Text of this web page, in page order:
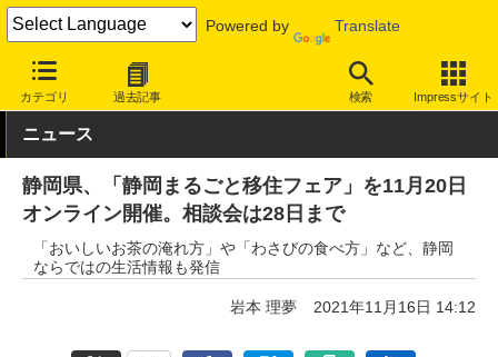
Powered by Translate
カテゴリ 過去記事 検索 Impressサイト
INTERNET Watch トピック キャリア
ニュース
静岡県、「静岡まるごと移住フェア」を11月20日
オンライン開催。相談会は28日まで
「おいしいお茶の淹れ方」や「わさびの食べ方」など、静岡
ならではの生活情報も発信
岩本 理夢 2021年11月16日 14:12